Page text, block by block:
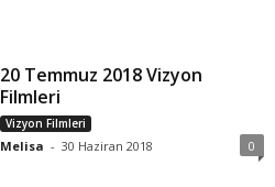
20 Temmuz 2018 Vizyon
Filmleri
Vizyon Filmleri
Melisa - 30 Haziran 2018 0